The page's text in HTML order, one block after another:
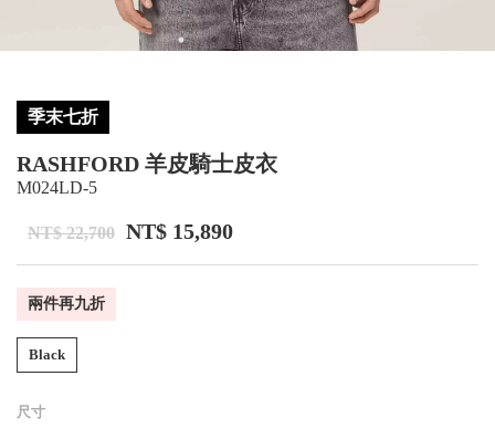
季末七折
RASHFORD 羊皮騎士皮衣
M024LD-5
NT$ 22,700 NT$ 15,890
兩件再九折
Black
尺寸